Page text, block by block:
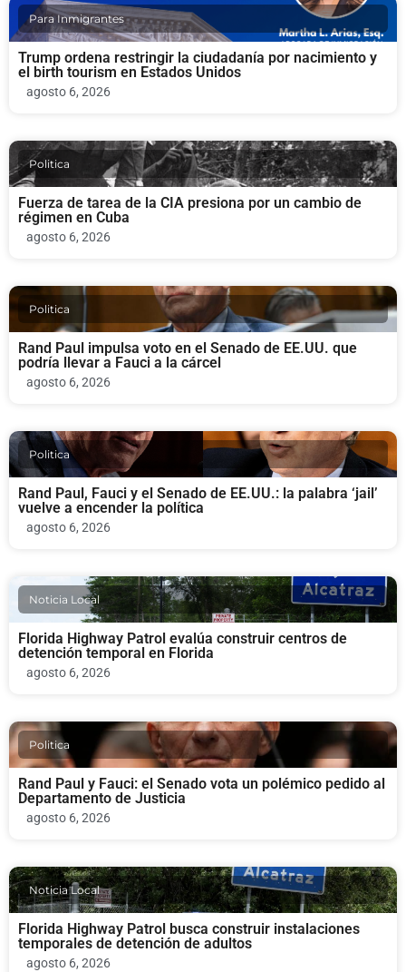
Para Inmigrantes
Trump ordena restringir la ciudadanía por nacimiento y
el birth tourism en Estados Unidos
agosto 6, 2026
Politica
Fuerza de tarea de la CIA presiona por un cambio de
régimen en Cuba
agosto 6, 2026
Politica
Rand Paul impulsa voto en el Senado de EE.UU. que
podría llevar a Fauci a la cárcel
agosto 6, 2026
Politica
Rand Paul, Fauci y el Senado de EE.UU.: la palabra ‘jail’
vuelve a encender la política
agosto 6, 2026
Noticia Local
Florida Highway Patrol evalúa construir centros de
detención temporal en Florida
agosto 6, 2026
Politica
Rand Paul y Fauci: el Senado vota un polémico pedido al
Departamento de Justicia
agosto 6, 2026
Noticia Local
Florida Highway Patrol busca construir instalaciones
temporales de detención de adultos
agosto 6, 2026